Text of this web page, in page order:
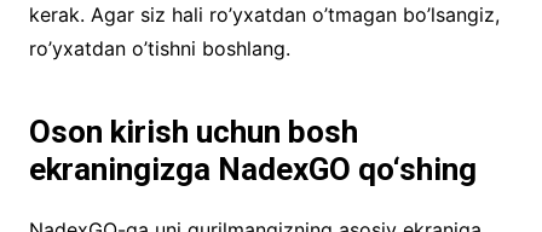
kerak. Agar siz hali ro’yxatdan o’tmagan bo’lsangiz,
ro’yxatdan o’tishni boshlang.
Oson kirish uchun bosh
ekraningizga NadexGO qo‘shing